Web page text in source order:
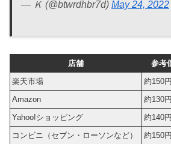
— Ｋ (@btwrdhbr7d) May 24, 2022
店舗 参考
楽天市場
約150
Amazon
約130
Yahoo!ショッピング
約140
コンビニ（セブン・ローソンなど）
約150